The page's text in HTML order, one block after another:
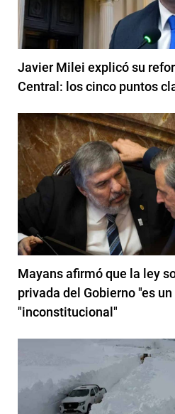
Javier Milei explicó su
Central: los cinco puntos
Mayans afirmó que la ley
privada del Gobierno "es un
"inconstitucional"